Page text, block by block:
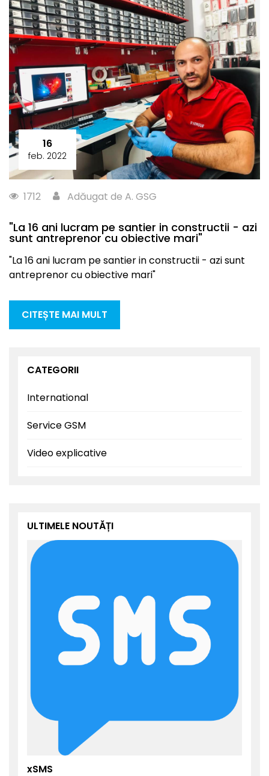
16
feb. 2022
1712 Adăugat de A. GSG
"La 16 ani lucram pe santier in constructii - azi
sunt antreprenor cu obiective mari"
"La 16 ani lucram pe santier in constructii - azi sunt
antreprenor cu obiective mari"
CITEȘTE MAI MULT
CATEGORII
International
Service GSM
Video explicative
ULTIMELE NOUTĂȚI
xSMS